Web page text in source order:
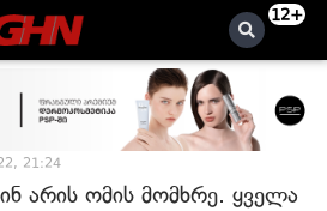
12+
21:24
არის ომის მომხრე. ყველა